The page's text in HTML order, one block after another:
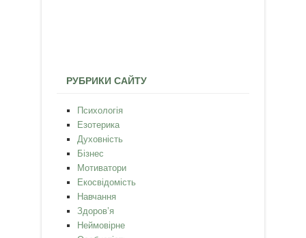
РУБРИКИ САЙТУ
Психологія
Езотерика
Духовність
Бізнес
Мотиватори
Екосвідомість
Навчання
Здоров’я
Неймовірне